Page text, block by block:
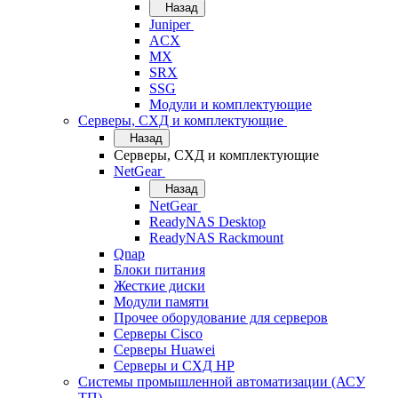
Назад
Juniper
ACX
MX
SRX
SSG
Модули и комплектующие
Серверы, СХД и комплектующие
Назад
Серверы, СХД и комплектующие
NetGear
Назад
NetGear
ReadyNAS Desktop
ReadyNAS Rackmount
Qnap
Блоки питания
Жесткие диски
Модули памяти
Прочее оборудование для серверов
Серверы Cisco
Серверы Huawei
Серверы и СХД HP
Системы промышленной автоматизации (АСУ